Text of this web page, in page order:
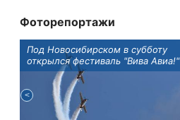
Фоторепортажи
Под Новосибирском в субботу
открылся фестиваль "Вива Авиа!"